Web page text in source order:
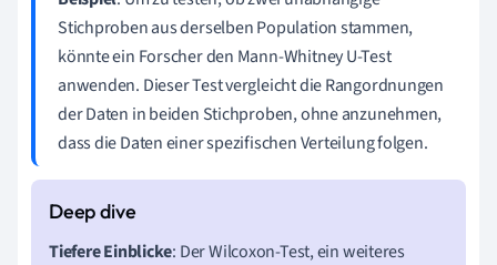
Stichproben aus derselben Population stammen,
könnte ein Forscher den Mann-Whitney U-Test
anwenden. Dieser Test vergleicht die Rangordnungen
der Daten in beiden Stichproben, ohne anzunehmen,
dass die Daten einer spezifischen Verteilung folgen.
Tiefere Einblicke: Der Wilcoxon-Test, ein weiteres